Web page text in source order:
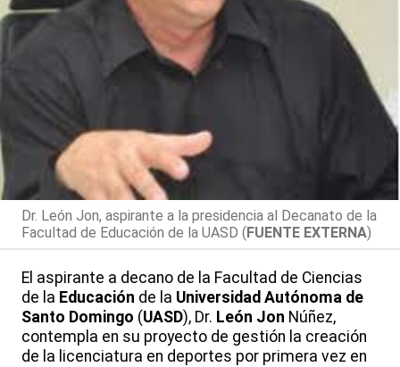
Dr. León Jon, aspirante a la presidencia al Decanato de la
Facultad de Educación de la UASD ( FUENTE EXTERNA)
El aspirante a decano de la Facultad de Ciencias
de la Educación de la Universidad Autónoma de
Santo Domingo (UASD), Dr. León Jon Núñez,
contempla en su proyecto de gestión la creación
de la licenciatura en deportes por primera vez en